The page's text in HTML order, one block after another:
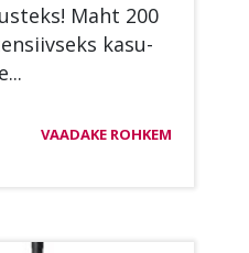
Maht 200
ka­su­
VAADAKE ROHKEM